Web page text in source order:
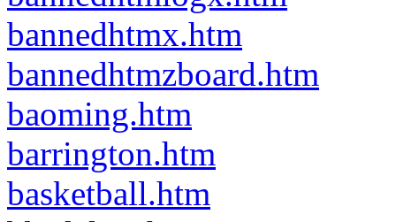
bannedhtmx.htm
bannedhtmzboard.htm
baoming.htm
barrington.htm
basketball.htm